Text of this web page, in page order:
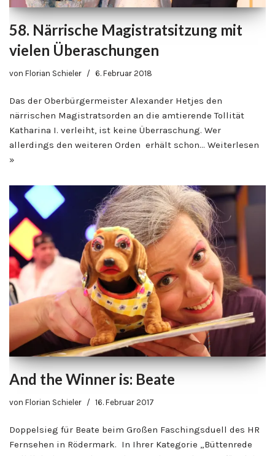
58. Närrische Magistratsitzung mit
vielen Überaschungen
von Florian Schieler 6. Februar 2018
Das der Oberbürgermeister Alexander Hetjes den
närrischen Magistratsorden an die amtierende Tollität
Katharina I. verleiht, ist keine Überraschung. Wer
allerdings den weiteren Orden erhält schon… Weiterlesen
»
And the Winner is: Beate
von Florian Schieler 16. Februar 2017
Doppelsieg für Beate beim Großen Faschingsduell des HR
Fernsehen in Rödermark. In Ihrer Kategorie „Büttenrede